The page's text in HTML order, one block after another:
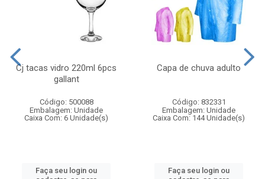
Cj tacas vidro 220ml 6pcs
gallant
Código: 500088
Embalagem: Unidade
Caixa Com: 6 Unidade(s)
Faça seu login ou
Capa de chuva adulto
Código: 832331
Embalagem: Unidade
Caixa Com: 144 Unidade(s)
Faça seu login ou